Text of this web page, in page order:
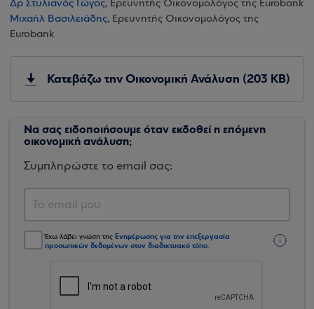
Δρ Στυλιανός Γώγος, Ερευνητής Οικονομολόγος της Eurobank
Μιχαήλ Βασιλειάδης, Ερευνητής Οικονομολόγος της
Eurobank
Κατεβάζω την Οικονομική Ανάλυση (203 KB)
Να σας ειδοποιήσουμε όταν εκδοθεί η επόμενη
οικονομική ανάλυση;
Συμπληρώστε το email σας:
Έχω λάβει γνώση της Ενημέρωσης για την επεξεργασία
προσωπικών δεδομένων στον διαδικτυακό τόπο.